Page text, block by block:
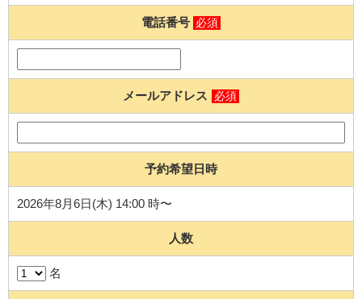
電話番号 必須
メールアドレス 必須
予約希望日時
2026年8月6日(木) 14:00 時〜
人数
名